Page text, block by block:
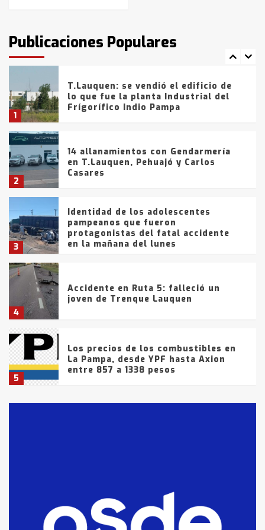
Publicaciones Populares
fueron detenidos por
comercialización de drogas en la
tarde del sábado
1
T.Lauquen: se vendió el edificio de
lo que fue la planta Industrial del
Frígorífico Indio Pampa
2
14 allanamientos con Gendarmería
en T.Lauquen, Pehuajó y Carlos
Casares
3
Identidad de los adolescentes
pampeanos que fueron
protagonistas del fatal accidente
en la mañana del lunes
4
Accidente en Ruta 5: falleció un
joven de Trenque Lauquen
5
Los precios de los combustibles en
La Pampa, desde YPF hasta Axion
entre 857 a 1338 pesos
fueron detenidos por
comercialización de drogas en la
tarde del sábado